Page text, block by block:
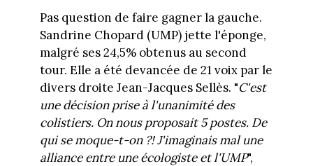
Pas question de faire gagner la gauche.
Sandrine Chopard (UMP) jette l'éponge,
malgré ses 24,5% obtenus au second
tour. Elle a été devancée de 21 voix par le
divers droite Jean-Jacques Sellès. "C'est
une décision prise à l'unanimité des
colistiers. On nous proposait 5 postes. De
qui se moque-t-on ?! J'imaginais mal une
alliance entre une écologiste et l'UMP",